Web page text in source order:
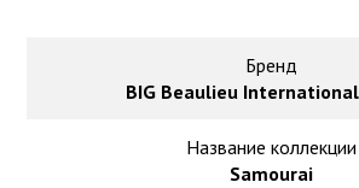
Ковролин под теплый пол
Бренд
BIG Beaulieu
Название коллекции
Samourai